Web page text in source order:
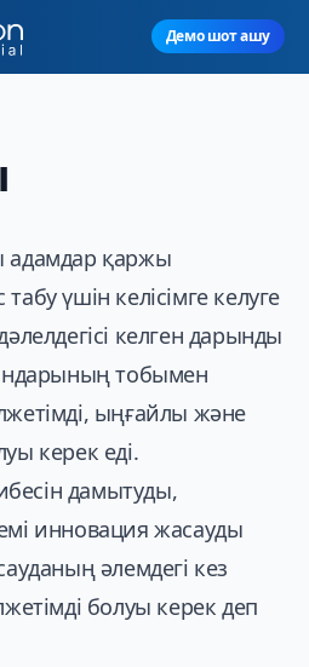
Демо шот ашу
адамдар қаржы
үшін келісімге келуге
келген дарынды
тобымен
ыңғайлы және
керек еді.
дамытуды,
инновация жасауды
әлемдегі кез
болуы керек деп